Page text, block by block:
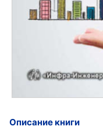
Описание книги